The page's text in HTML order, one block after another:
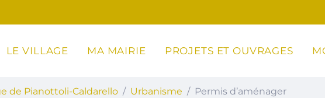
village de Pianottoli-Caldarello
LE VILLAGE MA MAIRIE PROJETS ET OUVRAGES
de Pianottoli-Caldarello Urbanisme Permis d’aménager